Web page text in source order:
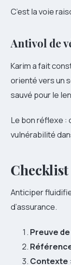
C’est la voie
Antivol de
Karim a fait
orienté vers un
sauvé pour le
Le bon réflexe :
vulnérabilité
Checklist
Anticiper
d’assurance.
Preuve
Contexte